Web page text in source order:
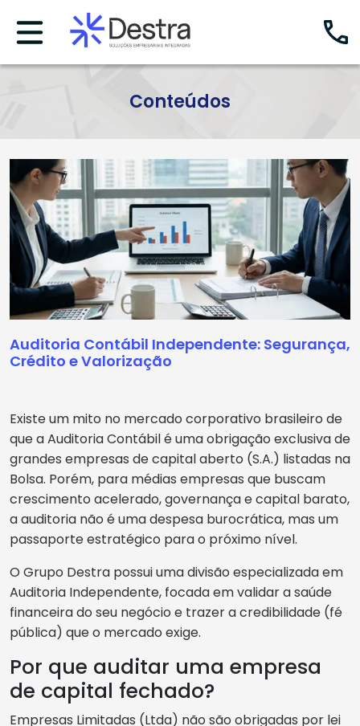
Conteúdos
Auditoria Contábil Independente: Segurança,
Crédito e Valorização
Existe um mito no mercado corporativo brasileiro de
que a Auditoria Contábil é uma obrigação exclusiva de
grandes empresas de capital aberto (S.A.) listadas na
Bolsa. Porém, para médias empresas que buscam
crescimento acelerado, governança e capital barato,
a auditoria não é uma despesa burocrática, mas um
passaporte estratégico para o próximo nível.
O Grupo Destra possui uma divisão especializada em
Auditoria Independente, focada em validar a saúde
financeira do seu negócio e trazer a credibilidade (fé
pública) que o mercado exige.
Por que auditar uma empresa
de capital fechado?
Empresas Limitadas (Ltda) não são obrigadas por lei